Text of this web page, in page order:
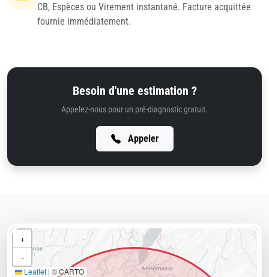
CB, Espèces ou Virement instantané. Facture acquittée
fournie immédiatement.
Besoin d'une estimation ?
Appelez-nous pour un pré-diagnostic gratuit.
Appeler
+
−
Leaflet | © CARTO